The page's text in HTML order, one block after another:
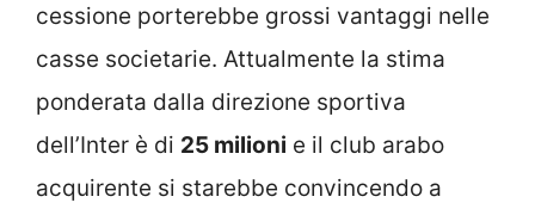
cessione porterebbe grossi vantaggi nelle
casse societarie. Attualmente la stima
ponderata dalla direzione sportiva
dell’Inter è di 25 milioni e il club arabo
acquirente si starebbe convincendo a